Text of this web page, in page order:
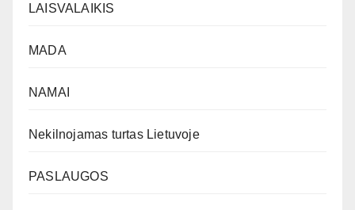
LAISVALAIKIS
MADA
NAMAI
Nekilnojamas turtas Lietuvoje
PASLAUGOS